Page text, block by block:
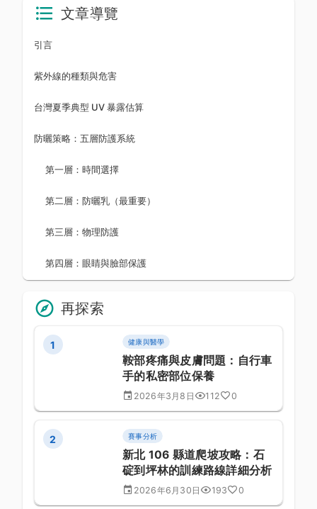
文章導覽
引言
紫外線的種類與危害
台灣夏季典型 UV 暴露估算
防曬策略：五層防護系統
第一層：時間選擇
第二層：防曬乳（最重要）
第三層：物理防護
第四層：眼睛與臉部保護
再探索
1 健康與醫學
鞍部疼痛與皮膚問題：自行車
手的私密部位保養
2026年3月8日 112 0
2 賽事分析
新北 106 縣道爬坡攻略：石
碇到坪林的訓練路線詳細分析
2026年6月30日 193 0